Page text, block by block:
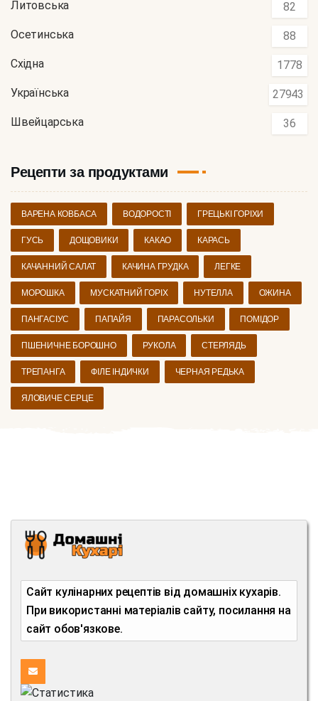
Литовська 82
Осетинська 88
Східна 1778
Українська 27943
Швейцарська 36
Рецепти за продуктами
ВАРЕНА КОВБАСА ВОДОРОСТІ ГРЕЦЬКІ ГОРІХИ
ГУСЬ ДОЩОВИКИ КАКАО КАРАСЬ
КАЧАННИЙ САЛАТ КАЧИНА ГРУДКА ЛЕГКЕ
МОРОШКА МУСКАТНИЙ ГОРІХ НУТЕЛЛА ОЖИНА
ПАНГАСІУС ПАПАЙЯ ПАРАСОЛЬКИ ПОМІДОР
ПШЕНИЧНЕ БОРОШНО РУКОЛА СТЕРЛЯДЬ
ТРЕПАНГА ФІЛЕ ІНДИЧКИ ЧЕРНАЯ РЕДЬКА
ЯЛОВИЧЕ СЕРЦЕ
Сайт кулінарних рецептів від домашніх кухарів.
При використанні матеріалів сайту, посилання на
сайт обов'язкове.